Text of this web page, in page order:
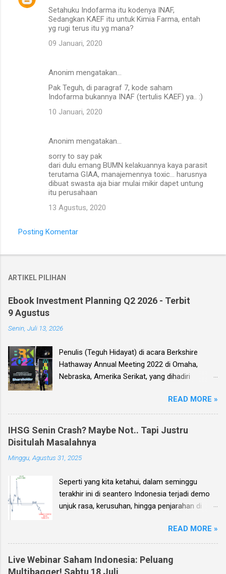
Setahuku Indofarma itu kodenya INAF,
Sedangkan KAEF itu untuk Kimia Farma, entah
yg rugi terus itu yg mana?
09 Januari, 2020
Anonim mengatakan…
Pak Teguh, di paragraf 7, kode saham
Indofarma bukannya INAF (tertulis KAEF) ya.. :)
10 Januari, 2020
Anonim mengatakan…
sorry to say pak
dari dulu emang BUMN kelakuannya kaya parasit
terutama GIAA, manajemennya toxic... harusnya
dibuat swasta aja biar mulai mikir dapet untung
itu perusahaan
13 Agustus, 2020
Posting Komentar
ARTIKEL PILIHAN
Ebook Investment Planning Q2 2026 - Terbit
9 Agustus
Senin, Juli 13, 2026
Penulis (Teguh Hidayat) di acara Berkshire
Hathaway Annual Meeting 2022 di Omaha,
Nebraska, Amerika Serikat, yang dihadiri
Buffett dan mitranya Alm. Charlie Munger. Dear
investor, seperti biasa setiap kuartal alias tiga
bulan sekali, penulis membuat Ebook
Investment Planning (EIP, dengan format PDF)
yang berisi kumpulan analisis fundamental
saham-saham pilihan di Bursa Efek Indonesia
keuangan para emiten untuk periode Q2 2026 .
Ebook ini diharapkan akan menjadi panduan
bagi anda (dan juga bagi penulis sendiri) untuk
pendek, investasi jangka menengah, dan
panjang.
READ MORE »
IHSG Senin Crash? Maybe Not.. Tapi Justru
Disitulah Masalahnya
Minggu, Agustus 31, 2025
Seperti yang kita ketahui, dalam seminggu
terakhir ini di seantero Indonesia terjadi demo
unjuk rasa, kerusuhan, hingga penjarahan di
karena sampai dengan pagi ini, Minggu 31
Agustus, situasi unjuk rasa tersebut masih
terjadi, maka penulis sendiri kemudian
menerima banyak pertanyaan: Bagaimana nasib
READ MORE »
Live Webinar Saham Indonesia: Peluang
Multibagger! Sabtu 18 Juli